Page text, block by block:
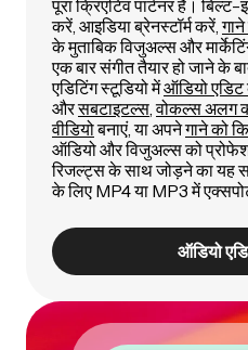
पूरा क्रिएटिव पार्टनर है।
करें, आइडिया ब्रेनस्टॉर्म करें,
के मुताबिक विजुअल्स और
एक बार संगीत तैयार हो जाने के
एडिटिंग स्टूडियो मेंऑडियो
औरसबटाइटल्स,वोकल्स अलग
वीडियोबनाएं, या अपनेगाने को
ऑडियो और विजुअल्स को
रिजल्ट्स के साथ जोड़ने का यह
के लिए MP4 या MP3 में
ऑडियो